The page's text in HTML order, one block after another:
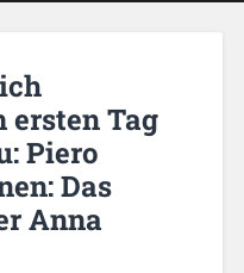
Tag
Piero
Das
Anna